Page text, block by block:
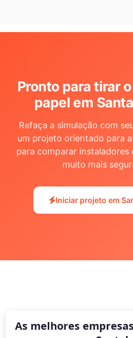
Pronto para tirar
papel em
Refaça a simulação com
um projeto orientado para
para comparar instaladores
muito mais
Iniciar projeto em
As melhores